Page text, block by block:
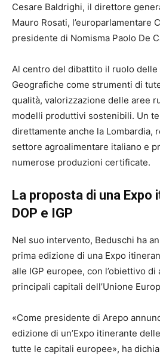
Cesare Baldrighi, il direttore
Mauro Rosati, l’europarlamentare
presidente di Nomisma Paolo De
Al centro del dibattito il ruolo delle
Geografiche come strumenti di
qualità, valorizzazione delle aree
modelli produttivi sostenibili. Un
direttamente anche la Lombardia,
settore agroalimentare italiano e
numerose produzioni certificate.
La proposta di una Expo
DOP e IGP
Nel suo intervento, Beduschi ha
prima edizione di una Expo
alle IGP europee, con l’obiettivo
principali capitali dell’Unione
«Come presidente di Arepo
edizione di un’Expo itinerante
tutte le capitali europee», ha